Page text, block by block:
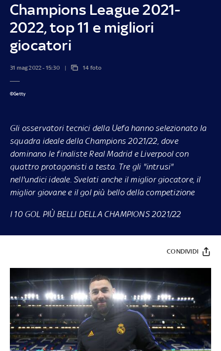
Champions League 2021-
2022, top 11 e migliori
giocatori
31 mag 2022 - 15:30 14 foto
©Getty
Gli osservatori tecnici della Uefa hanno selezionato la
squadra ideale della Champions 2021/22, dove
dominano le finaliste Real Madrid e Liverpool con
quattro protagonisti a testa. Tre gli "intrusi"
nell'undici ideale. Svelati anche il miglior giocatore, il
miglior giovane e il gol più bello della competizione
I 10 GOL PIÙ BELLI DELLA CHAMPIONS 2021/22
CONDIVIDI